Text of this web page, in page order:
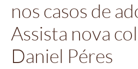
nos casos de
Assista nova
Daniel Péres